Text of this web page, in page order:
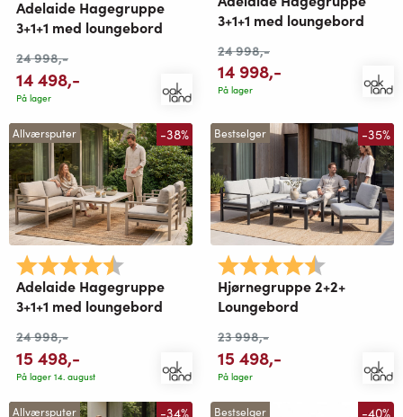
Adelaide Hagegruppe
3+1+1 med loungebord
24 998,-
14 498,-
På lager
3+1+1 med loungebord
24 998,-
14 998,-
På lager
Allværsputer -38%
Karakter: 4.8 av 5 mulige
Adelaide Hagegruppe
3+1+1 med loungebord
24 998,-
15 498,-
På lager 14. august
Bestselger -35%
Karakter:
Hjørnegruppe 2+2+
Loungebord
23 998,-
15 498,-
På lager
Allværsputer -34% Bestselger -40%